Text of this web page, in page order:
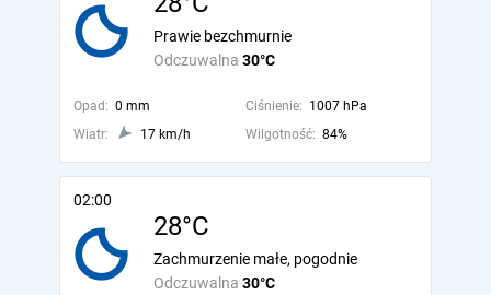
Odczuwalna 30°C
Prawie bezchmurnie
Opad: 0 mm Ciśnienie: 1007 hPa
Wiatr:
17 km/h Wilgotność: 84%
02:00
28°C
Odczuwalna 30°C
Zachmurzenie małe, pogodnie